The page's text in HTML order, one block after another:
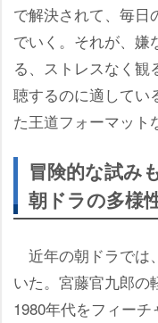
で解決されて、毎日
でいく。それが、嫌
る、ストレスなく
聴するのに適してい
た王道フォーマット
冒険的な試み
朝ドラの多様
近年の朝ドラでは
いた。宮藤官九郎の
1980年代をフィー